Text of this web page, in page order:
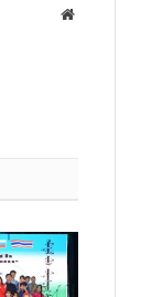
Вэбсайт